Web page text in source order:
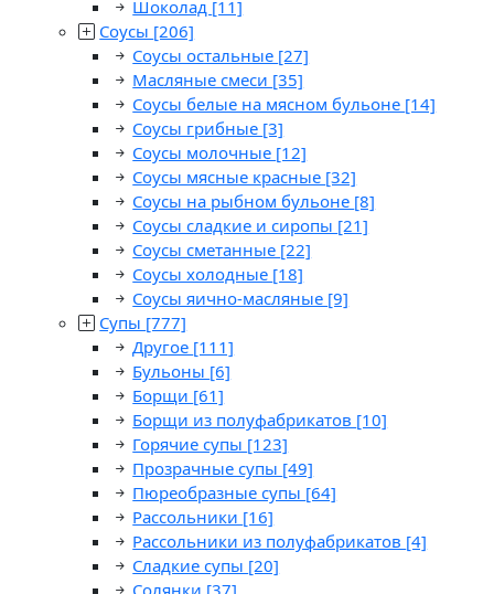
Шоколад [11]
Соусы [206]
Соусы остальные [27]
Масляные смеси [35]
Соусы белые на мясном бульоне [14]
Соусы грибные [3]
Соусы молочные [12]
Соусы мясные красные [32]
Соусы на рыбном бульоне [8]
Соусы сладкие и сиропы [21]
Соусы сметанные [22]
Соусы холодные [18]
Соусы яично-масляные [9]
Супы [777]
Другое [111]
Бульоны [6]
Борщи [61]
Борщи из полуфабрикатов [10]
Горячие супы [123]
Прозрачные супы [49]
Пюреобразные супы [64]
Рассольники [16]
Рассольники из полуфабрикатов [4]
Сладкие супы [20]